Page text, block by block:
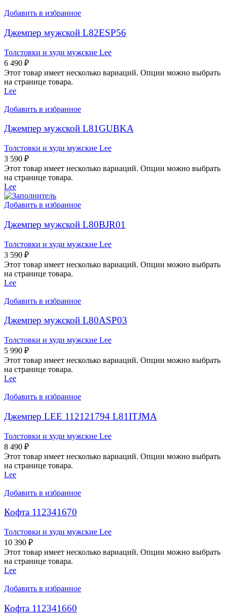
Добавить в избранное
Джемпер мужской L82ESP56
Толстовки и худи мужские Lee
6 490 ₽
Этот товар имеет несколько вариаций. Опции можно выбрать
на странице товара.
Lee
Добавить в избранное
Джемпер мужской L81GUBKA
Толстовки и худи мужские Lee
3 590 ₽
Этот товар имеет несколько вариаций. Опции можно выбрать
на странице товара.
Lee
Добавить в избранное
Джемпер мужской L80BJR01
Толстовки и худи мужские Lee
3 590 ₽
Этот товар имеет несколько вариаций. Опции можно выбрать
на странице товара.
Lee
Добавить в избранное
Джемпер мужской L80ASP03
Толстовки и худи мужские Lee
5 990 ₽
Этот товар имеет несколько вариаций. Опции можно выбрать
на странице товара.
Lee
Добавить в избранное
Джемпер LEE 112121794 L81ITJMA
Толстовки и худи мужские Lee
8 490 ₽
Этот товар имеет несколько вариаций. Опции можно выбрать
на странице товара.
Lee
Добавить в избранное
Кофта 112341670
Толстовки и худи мужские Lee
10 390 ₽
Этот товар имеет несколько вариаций. Опции можно выбрать
на странице товара.
Lee
Добавить в избранное
Кофта 112341660